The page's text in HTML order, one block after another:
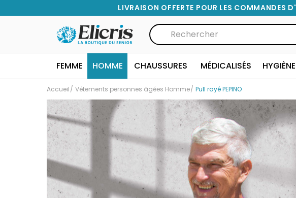
LIVRAISON OFFERTE POUR LES COMMANDES
FEMME HOMME CHAUSSURES MÉDICALISÉS HYGIÈNE
Accueil Vêtements personnes âgées Homme Pull rayé PEPINO